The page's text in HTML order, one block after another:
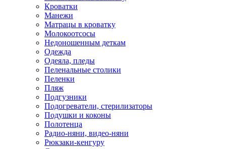
Кроватки
Манежи
Матрацы в кроватку
Молокоотсосы
Недоношенным деткам
Одежда
Одеяла, пледы
Пеленальные столики
Пеленки
Пляж
Подгузники
Подогреватели, стерилизаторы
Подушки и коконы
Полотенца
Радио-няни, видео-няни
Рюкзаки-кенгуру